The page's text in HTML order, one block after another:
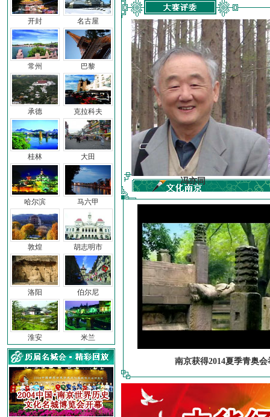
开封
常州
承德
桂林
哈尔滨
敦煌
洛阳
淮安
名古屋
巴黎
克拉科夫
大田
马六甲
胡志明市
伯尔尼
米兰
前子 冯亦同
南京获得2014夏季青奥会